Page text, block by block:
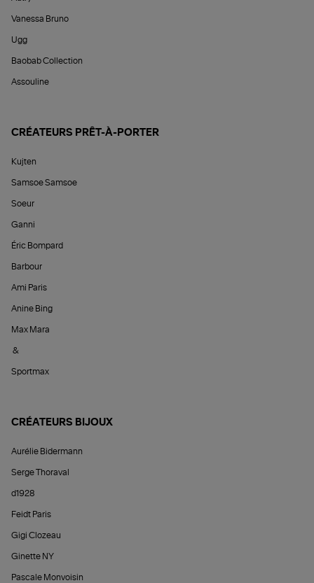
Vanessa Bruno
Ugg
Baobab Collection
Assouline
CRÉATEURS PRÊT-À-PORTER
Kujten
Samsoe Samsoe
Soeur
Ganni
Éric Bompard
Barbour
Ami Paris
Anine Bing
Max Mara
&
Sportmax
CRÉATEURS BIJOUX
Aurélie Bidermann
Serge Thoraval
d1928
Feidt Paris
Gigi Clozeau
Ginette NY
Pascale Monvoisin